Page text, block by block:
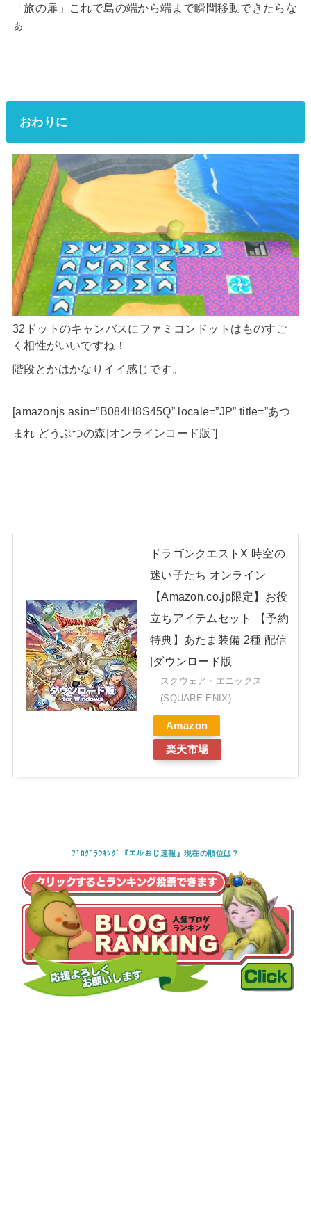
「旅の扉」これで島の端から端まで瞬間移動できたらな
ぁ
おわりに
32ドットのキャンバスにファミコンドットはものすご
く相性がいいですね！
階段とかはかなりイイ感じです。
[amazonjs asin=”B084H8S45Q” locale=”JP” title=”あつ
まれ どうぶつの森|オンラインコード版”]
ドラゴンクエストX 時空の
迷い子たち オンライン
【Amazon.co.jp限定】お役
立ちアイテムセット 【予約
特典】あたま装備 2種 配信
|ダウンロード版
スクウェア・エニックス
(SQUARE ENIX)
Amazon
楽天市場
ﾌﾞﾛｸﾞﾗﾝｷﾝｸﾞ『エルおじ速報』現在の順位は？